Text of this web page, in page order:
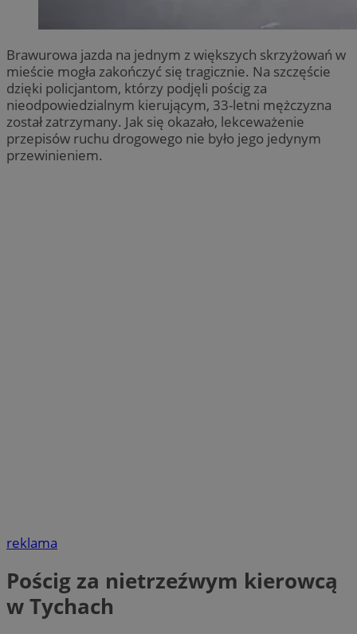
Brawurowa jazda na jednym z większych skrzyżowań w
mieście mogła zakończyć się tragicznie. Na szczęście
dzięki policjantom, którzy podjęli pościg za
nieodpowiedzialnym kierującym, 33-letni mężczyzna
został zatrzymany. Jak się okazało, lekceważenie
przepisów ruchu drogowego nie było jego jedynym
przewinieniem.
reklama
Pościg za nietrzeźwym kierowcą
w Tychach